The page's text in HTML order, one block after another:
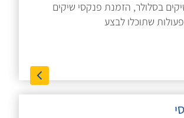
בסלולר, הזמנת פנקסי שיקים
פעולות שתוכלו לבצע